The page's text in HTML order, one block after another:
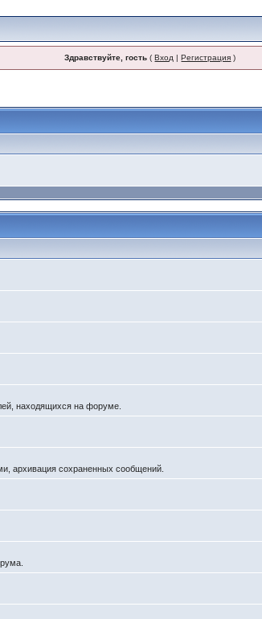
Здравствуйте, гость (Вход |Регистрация )
находящихся на форуме.
архивация сохраненных сообщений.